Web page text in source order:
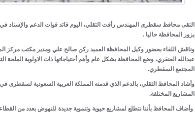
التقى محافظ سقطرى المهندس رأفت الثقلي، اليوم قائد قوات الدعم والإسناد في
يزور المحافظة حاليا .
وناقش اللقاء بحضور وكيل المحافظة العميد ركن صالح علي ومدير مكتب مركز
عبدالله العنقري، وضع المحافظة بشكل عام وأهم أحتياجاتها ذات الاولوية الملحة
المجتمع السقطري.
وأشاد المحافظ الثقلي، بالدعم الذي قدمته المملكة العربية السعودية لسقطرى
المشاريع المختلفة.
وأضاف المحافظ بأننا نتطلع لمشاريع حيوية وتنموية جديدة للنهوض بعدد من